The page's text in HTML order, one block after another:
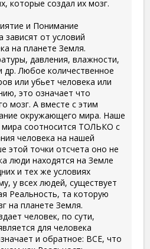
которые создал их мозг.
и Понимание
от условий
на планете Земля.
давления, влажности,
др. Любое количественное
или убьет человека или
это означает что
мозг. А вместе с этим
окружающего мира. Наше
мира соотносится ТОЛЬКО с
человека на нашей
этой точки отсчета оно не
люди находятся на Земле
и тех же условиях
у всех людей, существует
Реальность, та которую
на планете Земля.
человек, по сути,
для человека
и обратное: ВСЕ, что